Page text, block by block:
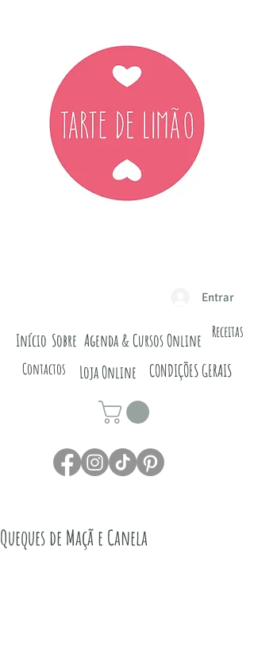
Entrar
Início Sobre Agenda & Cursos Online
Loja Online
CONDIÇÕES GERAIS
Receitas
Contactos
Queques de Maçã e Canela